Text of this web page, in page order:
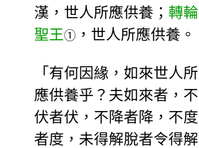
漢，世人所應供養； 轉輪
聖王① ，世人所應供養。
「有何因緣，如來世人所
應供養乎？夫如來者，不
伏者伏，不降者降，不度
者度，未得解脫者令得解